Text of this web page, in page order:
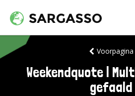
Voorpagina
Weekendquote |
gefaald